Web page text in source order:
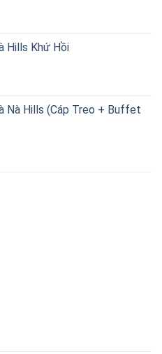
Hills Khứ Hồi
Nà Hills (Cáp Treo + Buffet